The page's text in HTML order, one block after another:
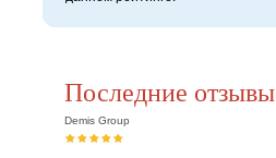
Последние отзывы
Demis Group